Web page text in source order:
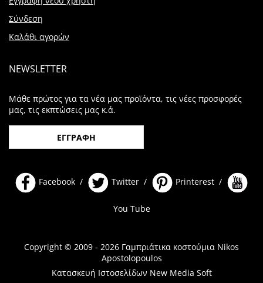
Σύνδεση
Καλάθι αγορών
NEWSLETTER
Μάθε πρώτος για τα νέα μας προϊόντα, τις νέες προσφορές
μας, τις εκπτώσεις μας κ.ά.
ΕΓΓΡΑΦΗ
Facebook / Twitter / Printerest /
You Tube
Copyright © 2009 - 2026 Γαμπριάτικα κοστούμια Nikos
Apostolopoulos
Κατασκευή Ιστοσελίδων New Media Soft